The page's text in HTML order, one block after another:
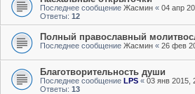
Последнее сообщение Жасмин « 04 апр
Ответы: 12
Полный православный
Последнее сообщение Жасмин « 26 фев
Благотворительность души
Последнее сообщение LPS « 03 янв 2015,
Ответы: 13